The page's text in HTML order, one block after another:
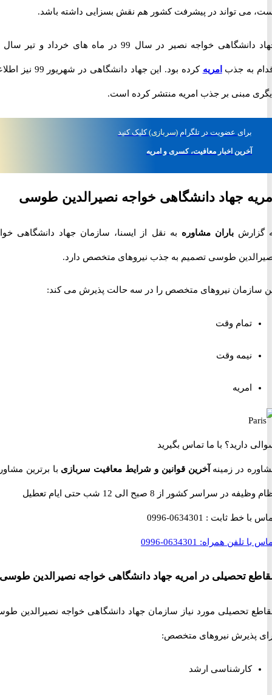
تواند در پیشرفت کشور هم نقش بسزایی داشته باشد.
جهاد دانشگاهی خواجه نصیر در سال 99 در ماه های خرداد و تیر سال 99
به جذبامریه کرده بود. این جهاد دانشگاهی در شهریور 99 نیز اطلاعیه
مبنی بر جذب امریه منتشر کرده است.
عضویت در تلگرام(سربازی) کلیک کنید
آخرین اخبار معافیت، کسری و امریه
جهاد دانشگاهی خواجه نصیرالدین طوسی
باران مشاورهبه نقل از ایسنا، سازمان جهاد دانشگاهی خواجه
طوسی تصمیم به جذب نیروهای متخصص دارد.
نیروهای متخصص را در سه حالت پذیرش می کند:
تمام وقت
نیمه وقت
امریه
دارید؟ با ما تماس بگیرید
در زمینهآخرین قوانین و شرایط معافیت سربازیبا برترین مشاوران
در سراسر کشور از 8 صبح الی 12 شب حتی ایام تعطیل
با خط ثابت :0634301-0996
تلفن همراه:0634301-0996
تحصیلی در امریه جهاد دانشگاهی خواجه نصیرالدین طوسی
تحصیلی مورد نیاز سازمان جهاد دانشگاهی خواجه نصیرالدین طوسی
نیروهای متخصص:
کارشناسی ارشد